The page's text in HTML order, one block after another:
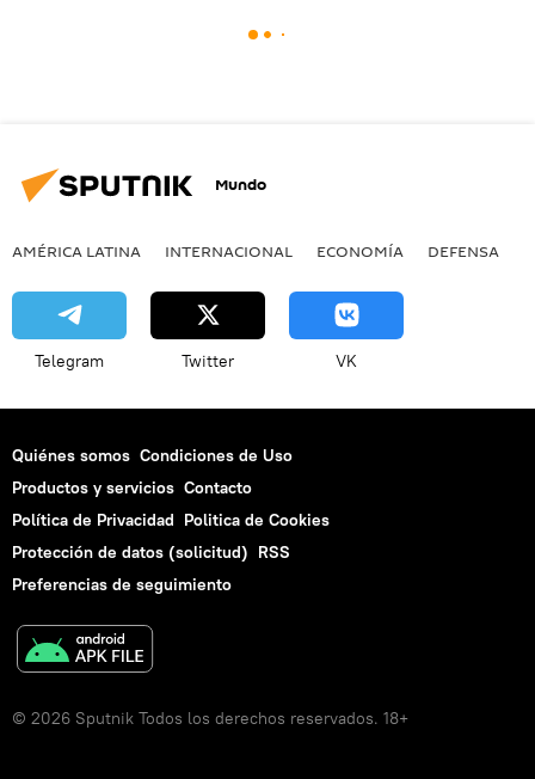
Mundo
AMÉRICA LATINA INTERNACIONAL ECONOMÍA DEFENSA
Telegram Twitter VK
Quiénes somos Condiciones de Uso
Productos y servicios Contacto
Política de Privacidad Politica de Cookies
Protección de datos (solicitud) RSS
Preferencias de seguimiento
© 2026 Sputnik Todos los derechos reservados. 18+